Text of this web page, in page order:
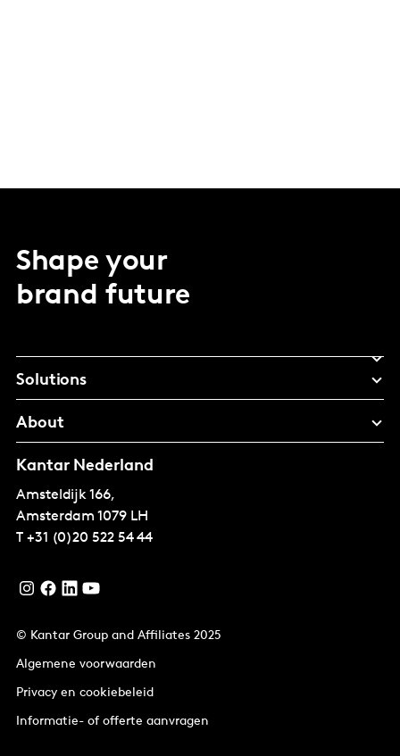
Shape your
brand future
Solutions
About
Kantar Nederland
Amsteldijk 166,
Amsterdam 1079 LH
T +31 (0)20 522 54 44
© Kantar Group and Affiliates 2025
Algemene voorwaarden
Privacy en cookiebeleid
Informatie- of offerte aanvragen